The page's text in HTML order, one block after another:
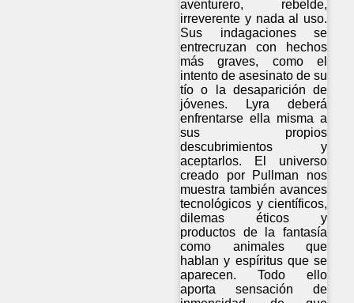
aventurero, rebelde,
irreverente y nada al uso.
Sus indagaciones se
entrecruzan con hechos
más graves, como el
intento de asesinato de su
tío o la desaparición de
jóvenes. Lyra deberá
enfrentarse ella misma a
sus propios
descubrimientos y
aceptarlos. El universo
creado por Pullman nos
muestra también avances
tecnológicos y científicos,
dilemas éticos y
productos de la fantasía
como animales que
hablan y espíritus que se
aparecen. Todo ello
aporta sensación de